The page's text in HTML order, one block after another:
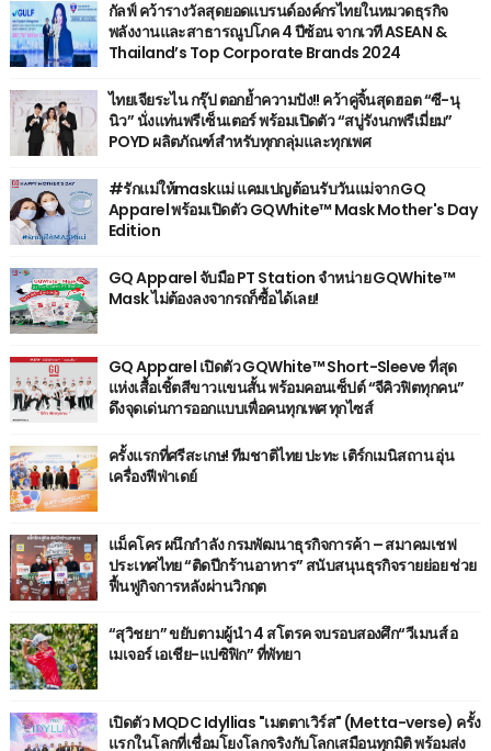
กัลฟ์ คว้ารางวัลสุดยอดแบรนด์องค์กรไทยในหมวดธุรกิจ
พลังงานและสาธารณูปโภค 4 ปีซ้อน จากเวที ASEAN &
Thailand’s Top Corporate Brands 2024
ไทยเจียระไน กรุ๊ป ตอกย้ำความปัง!! คว้าคู่จิ้นสุดฮอต “ซี-นุ
นิว” นั่งแท่นพรีเซ็นเตอร์ พร้อมเปิดตัว “สบู่รังนกพรีเมี่ยม”
POYD ผลิตภัณฑ์สำหรับทุกกลุ่มและทุกเพศ
#รักแม่ให้maskแม่ แคมเปญต้อนรับวันแม่จาก GQ
Apparel พร้อมเปิดตัว GQWhite™ Mask Mother's Day
Edition
GQ Apparel จับมือ PT Station จำหน่าย GQWhite™
Mask ไม่ต้องลงจากรถก็ซื้อได้เลย!
GQ Apparel เปิดตัว GQWhite™ Short-Sleeve ที่สุด
แห่งเสื้อเชิ้ตสีขาวแขนสั้น พร้อมคอนเซ็ปต์ “จีคิวฟิตทุกคน”
ดึงจุดเด่นการออกแบบเพื่อคนทุกเพศ ทุกไซส์
ครั้งแรกที่ศรีสะเกษ! ทีมชาติไทย ปะทะ เติร์กเมนิสถาน อุ่น
เครื่องฟีฟ่าเดย์
แม็คโคร ผนึกกำลัง กรมพัฒนาธุรกิจการค้า – สมาคมเชฟ
ประเทศไทย “ติดปีกร้านอาหาร” สนับสนุนธุรกิจรายย่อย ช่วย
ฟื้นฟูกิจการหลังผ่านวิกฤต
“สุวิชยา” ขยับตามผู้นำ 4 สโตรค จบรอบสองศึก“วีเมนส์ อ
เมเจอร์ เอเชีย-แปซิฟิก” ที่พัทยา
เปิดตัว MQDC Idyllias "เมตตาเวิร์ส" (Metta-verse) ครั้ง
แรกในโลกที่เชื่อมโยงโลกจริงกับโลกเสมือนทุกมิติ พร้อมส่ง